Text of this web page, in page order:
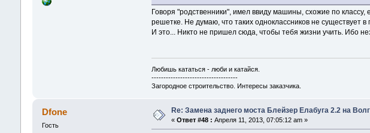
Говоря "родственники", имел ввиду машины, схожие по
решетке. Не думаю, что таких одноклассников не существует в
И это... Никто не пришел сюда, чтобы тебя жизни учить. Ибо
Любишь кататься - люби и катайся.
------------------------------------
Загородное строительство. Интересы заказчика.
Dfone
Гость
Re: Замена заднего моста Блейзер Елабуга 2.2 на
« Ответ #48 : Апреля 11, 2013, 07:05:12 am »